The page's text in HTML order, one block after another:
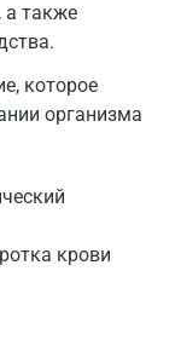
а также
которое
организма
крови